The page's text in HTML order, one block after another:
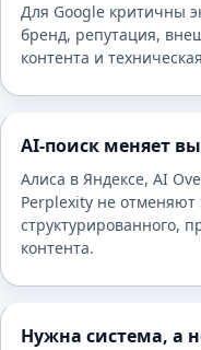
Для Google критичны
бренд, репутация,
контента и
AI-поиск меняет
Алиса в Яндексе, AI
Perplexity не отменяют
структурированного,
контента.
Нужна система, а